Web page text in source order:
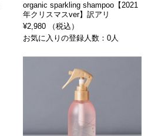
organic sparkling shampoo【2021
年クリスマスver】訳アリ
¥2,980 （税込）
お気に入りの登録人数：0人